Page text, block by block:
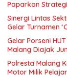
Paparkan
Sinergi Lintas
Gelar Turnamen
Gelar Porseni
Malang Diajak
Polresta Malang
Motor Milik